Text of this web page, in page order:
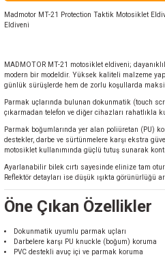
Madmotor MT-21 Protection Taktik Motosiklet
Eldiveni
MADMOTOR MT-21 motosiklet eldiveni;
modern bir modeldir. Yüksek kaliteli malzeme
günlük sürüşlerde hem de zorlu koşullarda
Parmak uçlarında bulunan dokunmatik (touch
çıkarmadan telefon ve diğer cihazları rahatlıkla
Parmak boğumlarında yer alan poliüretan (PU)
destekler, darbe ve sürtünmelere karşı ekstra
motosiklet kullanımında güçlü tutuş sunarak
Ayarlanabilir bilek cırtı sayesinde elinize tam
Reflektör detayları ise düşük ışıkta görünürlüğü
Öne Çıkan Özellikler
Dokunmatik uyumlu parmak uçları
Darbelere karşı PU knuckle (boğum) koruma
PVC destekli avuç içi ve parmak koruma